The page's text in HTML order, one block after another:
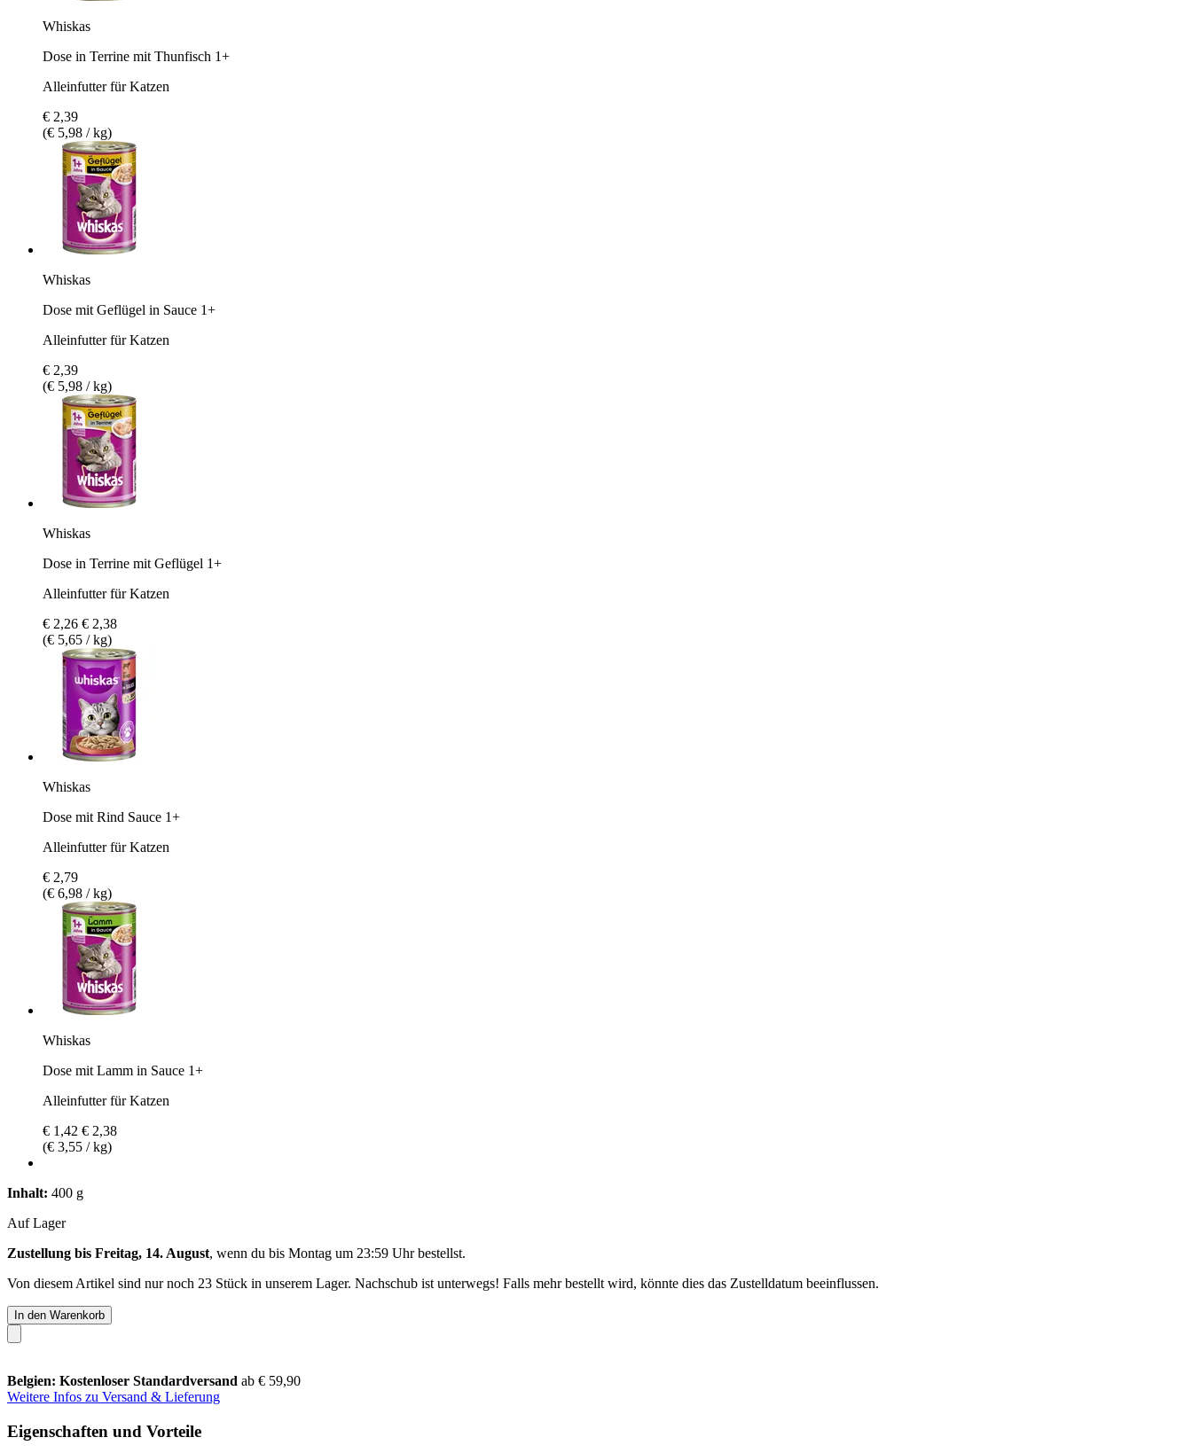
Whiskas
Dose in Terrine mit Thunfisch 1+
Alleinfutter für Katzen
€ 2,39
(€ 5,98 / kg)
Whiskas
Dose mit Geflügel in Sauce 1+
Alleinfutter für Katzen
€ 2,39
(€ 5,98 / kg)
Whiskas
Dose in Terrine mit Geflügel 1+
Alleinfutter für Katzen
€ 2,26 € 2,38
(€ 5,65 / kg)
Whiskas
Dose mit Rind Sauce 1+
Alleinfutter für Katzen
€ 2,79
(€ 6,98 / kg)
Whiskas
Dose mit Lamm in Sauce 1+
Alleinfutter für Katzen
€ 1,42 € 2,38
(€ 3,55 / kg)
Inhalt: 400 g
Auf Lager
Zustellung bis Freitag, 14. August, wenn du bis Montag um 23:59 Uhrbestellst.
Von diesem Artikel sind nur noch 23 Stück in unserem Lager. Nachschub ist unterwegs! Falls mehr bestellt wird, könnte dies das Zustelldatum beeinflussen.
In den Warenkorb
Belgien: Kostenloser Standardversand ab € 59,90
Weitere Infos zu Versand & Lieferung
Eigenschaften und Vorteile